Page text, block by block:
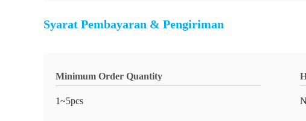
Syarat Pembayaran & Pengiriman
Minimum Order Quantity
1~5pcs